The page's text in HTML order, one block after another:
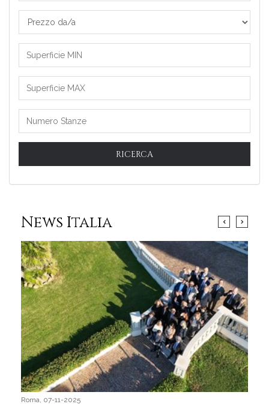
Prezzo
da/a
RICERCA
News Italia
Roma, 07-11-2025